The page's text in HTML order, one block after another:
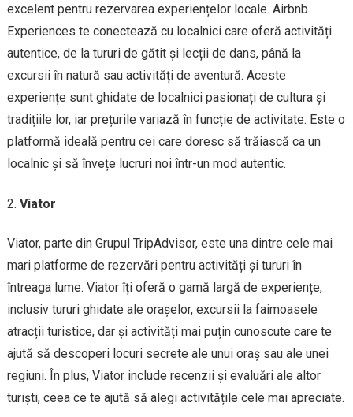
excelent pentru rezervarea experiențelor locale. Airbnb
Experiences te conectează cu localnici care oferă activități
autentice, de la tururi de gătit și lecții de dans, până la
excursii în natură sau activități de aventură. Aceste
experiențe sunt ghidate de localnici pasionați de cultura și
tradițiile lor, iar prețurile variază în funcție de activitate. Este o
platformă ideală pentru cei care doresc să trăiască ca un
localnic și să învețe lucruri noi într-un mod autentic.
Viator
Viator, parte din Grupul TripAdvisor, este una dintre cele mai
mari platforme de rezervări pentru activități și tururi în
întreaga lume. Viator îți oferă o gamă largă de experiențe,
inclusiv tururi ghidate ale orașelor, excursii la faimoasele
atracții turistice, dar și activități mai puțin cunoscute care te
ajută să descoperi locuri secrete ale unui oraș sau ale unei
regiuni. În plus, Viator include recenzii și evaluări ale altor
turiști, ceea ce te ajută să alegi activitățile cele mai apreciate.